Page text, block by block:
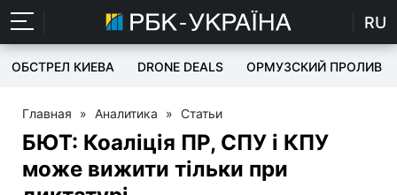
RU
ОБСТРЕЛ КИЕВА DRONE DEALS ОРМУЗСКИЙ ПРОЛИВ
Главная » Аналитика » Статьи
БЮТ: Коаліція ПР, СПУ і КПУ
може вижити тільки при